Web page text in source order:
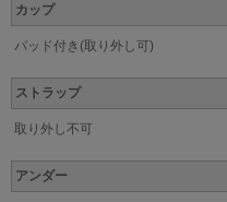
カップ
パッド付き(取り外し可)
ストラップ
取り外し不可
アンダー